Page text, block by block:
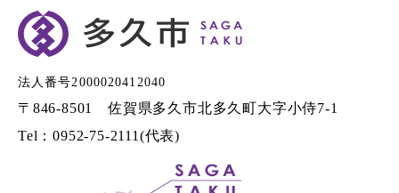
法人番号2000020412040
〒846-8501 佐賀県多久市北多久町大字小侍7-1
Tel：0952-75-2111(代表)